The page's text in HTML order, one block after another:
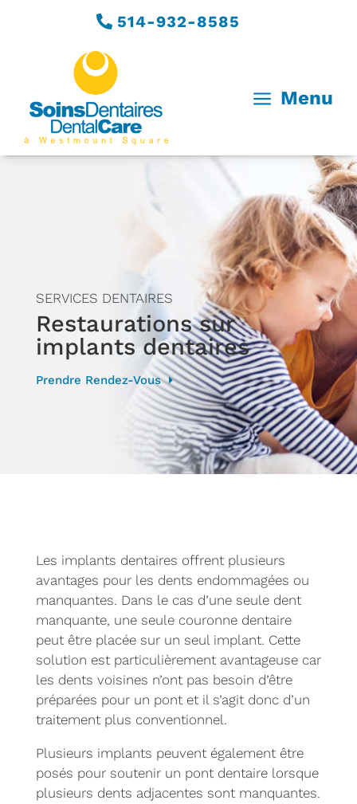
a Menu
514-932-8585
SERVICES DENTAIRES
Restaurations sur
implants dentaires
Prendre Rendez-Vous
Les implants dentaires offrent plusieurs
avantages pour les dents endommagées ou
manquantes. Dans le cas d’une seule dent
manquante, une seule couronne dentaire
peut être placée sur un seul implant. Cette
solution est particulièrement avantageuse car
les dents voisines n’ont pas besoin d’être
préparées pour un pont et il s’agit donc d’un
traitement plus conventionnel.
Plusieurs implants peuvent également être
posés pour soutenir un pont dentaire lorsque
plusieurs dents adjacentes sont manquantes.